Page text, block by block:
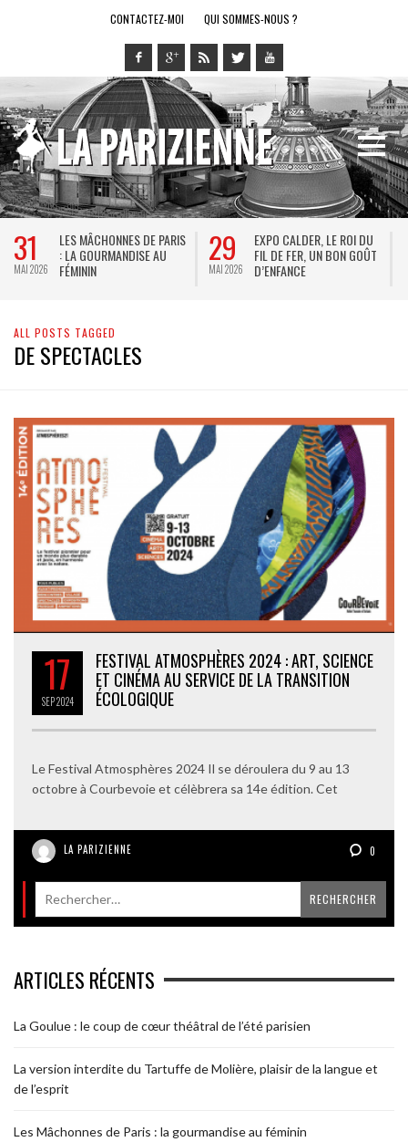
CONTACTEZ-MOI QUI SOMMES-NOUS ?
31
MAI 2026
LES MÂCHONNES DE PARIS
: LA GOURMANDISE AU
FÉMININ
29
MAI 2026
EXPO CALDER, LE ROI DU
FIL DE FER, UN BON GOÛT
D’ENFANCE
ALL POSTS TAGGED
DE SPECTACLES
17
SEP2024
FESTIVAL ATMOSPHÈRES 2024 : ART, SCIENCE
ET CINÉMA AU SERVICE DE LA TRANSITION
ÉCOLOGIQUE
Le Festival Atmosphères 2024 Il se déroulera du 9 au 13
octobre à Courbevoie et célèbrera sa 14e édition. Cet
LA PARIZIENNE 0
ARTICLES RÉCENTS
La Goulue : le coup de cœur théâtral de l’été parisien
La version interdite du Tartuffe de Molière, plaisir de la langue et
de l’esprit
Les Mâchonnes de Paris : la gourmandise au féminin